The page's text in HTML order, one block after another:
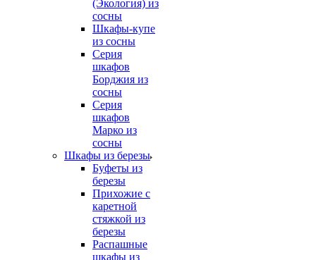
(Экология) из
сосны
Шкафы-купе
из сосны
Серия
шкафов
Борджия из
сосны
Серия
шкафов
Марко из
сосны
Шкафы из березы
Буфеты из
березы
Прихожие с
каретной
стяжкой из
березы
Распашные
шкафы из